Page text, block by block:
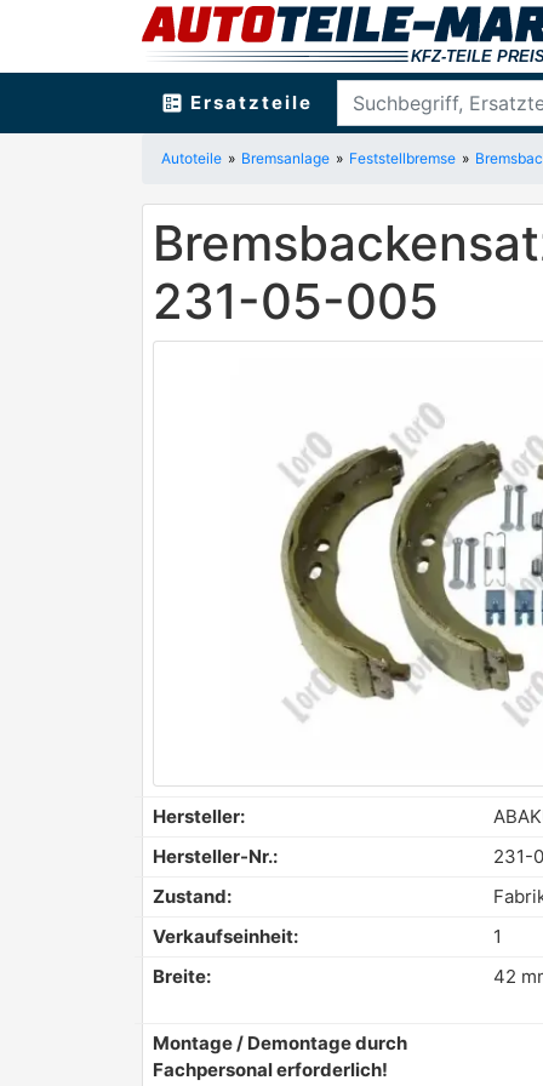
ballot Ersatzteile
Autoteile Bremsanlage Feststellbremse
231-05-005
Hersteller:
Hersteller-Nr.:
231-
Zustand:
Verkaufseinheit:
1
Breite:
42
Montage / Demontage durch
Fachpersonal erforderlich!